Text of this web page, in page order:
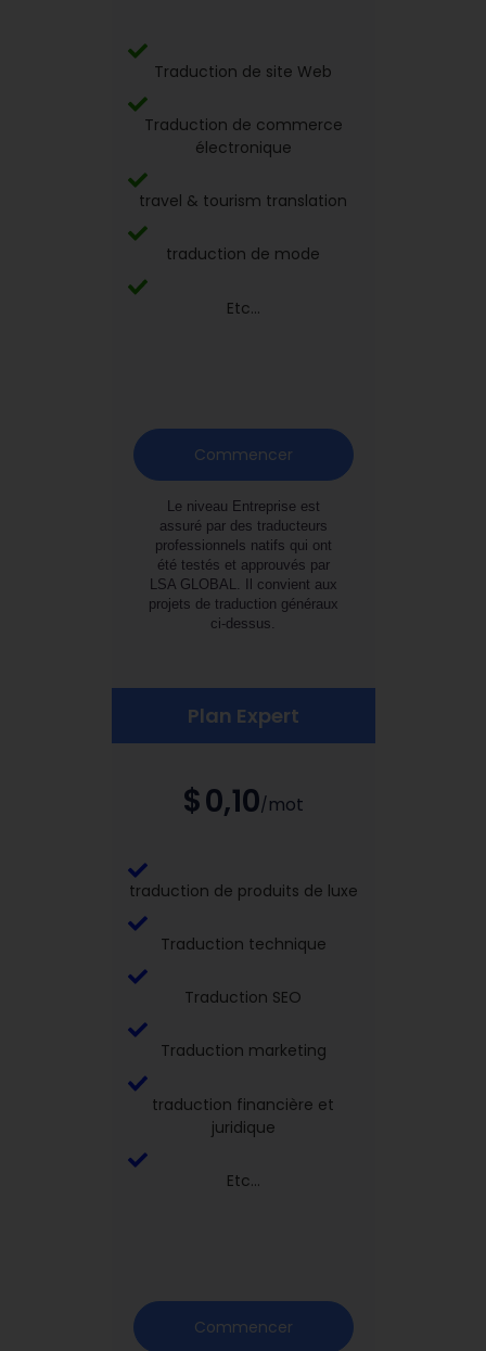
Traduction de site Web
Traduction de commerce
électronique
travel & tourism translation
traduction de mode
Etc...
Commencer
Le niveau Entreprise est
assuré par des traducteurs
professionnels natifs qui ont
été testés et approuvés par
LSA GLOBAL. Il convient aux
projets de traduction généraux
ci-dessus.
Plan Expert
$0,10/ mot
traduction de produits de luxe
Traduction technique
Traduction SEO
Traduction marketing
traduction financière et
juridique
Etc...
Commencer